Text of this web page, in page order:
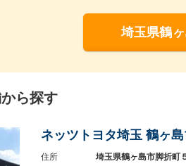
埼玉県鶴
ら探す
ネッツトヨタ埼玉 鶴ヶ
住所
埼玉県鶴ヶ島市脚折町